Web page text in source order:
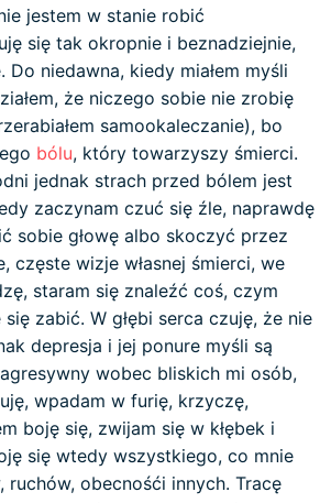
jestem w stanie robić
się tak okropnie i beznadziejnie,
Do niedawna, kiedy miałem myśli
że niczego sobie nie zrobię
samookaleczanie), bo
bólu, który towarzyszy śmierci.
jednak strach przed bólem jest
zaczynam czuć się źle, naprawdę
sobie głowę albo skoczyć przez
częste wizje własnej śmierci, we
staram się znaleźć coś, czym
zabić. W głębi serca czuję, że nie
depresja i jej ponure myśli są
wobec bliskich mi osób,
wpadam w furię, krzyczę,
boję się, zwijam się w kłębek i
się wtedy wszystkiego, co mnie
ruchów, obecnośći innych. Tracę